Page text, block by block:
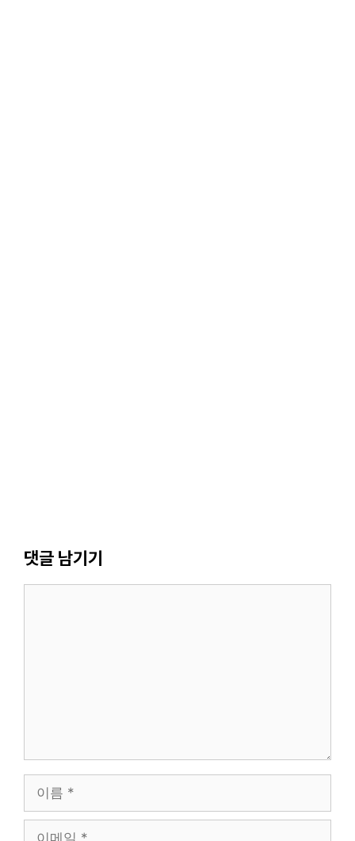
댓글 남기기